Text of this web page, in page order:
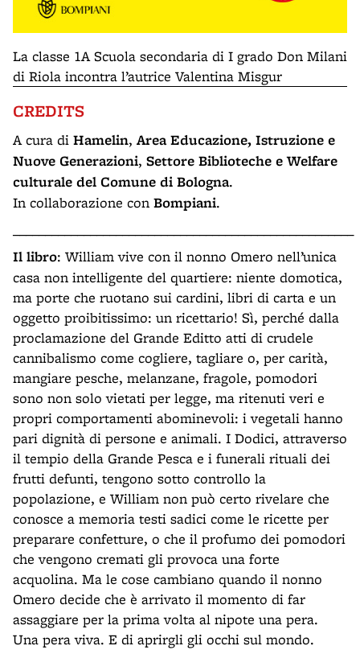
La classe 1A Scuola secondaria di I grado Don Milani
di Riola incontra l’autrice Valentina Misgur
CREDITS
A cura di Hamelin, Area Educazione, Istruzione e
Nuove Generazioni, Settore Biblioteche e Welfare
culturale del Comune di Bologna.
In collaborazione con Bompiani.
Il libro: William vive con il nonno Omero nell’unica
casa non intelligente del quartiere: niente domotica,
ma porte che ruotano sui cardini, libri di carta e un
oggetto proibitissimo: un ricettario! Sì, perché dalla
proclamazione del Grande Editto atti di crudele
cannibalismo come cogliere, tagliare o, per carità,
mangiare pesche, melanzane, fragole, pomodori
sono non solo vietati per legge, ma ritenuti veri e
propri comportamenti abominevoli: i vegetali hanno
pari dignità di persone e animali. I Dodici, attraverso
il tempio della Grande Pesca e i funerali rituali dei
frutti defunti, tengono sotto controllo la
popolazione, e William non può certo rivelare che
conosce a memoria testi sadici come le ricette per
preparare confetture, o che il profumo dei pomodori
che vengono cremati gli provoca una forte
acquolina. Ma le cose cambiano quando il nonno
Omero decide che è arrivato il momento di far
assaggiare per la prima volta al nipote una pera.
Una pera viva. E di aprirgli gli occhi sul mondo.